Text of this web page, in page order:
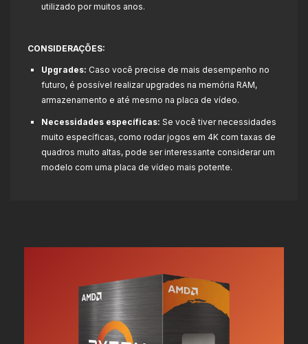
utilizado por muitos anos.
CONSIDERAÇÕES:
Upgrades: Caso você precise de mais desempenho no
futuro, é possível realizar upgrades na memória RAM,
armazenamento e até mesmo na placa de vídeo.
Necessidades específicas: Se você tiver necessidades
muito específicas, como rodar jogos em 4K com taxas de
quadros muito altas, pode ser interessante considerar um
modelo com uma placa de vídeo mais potente.